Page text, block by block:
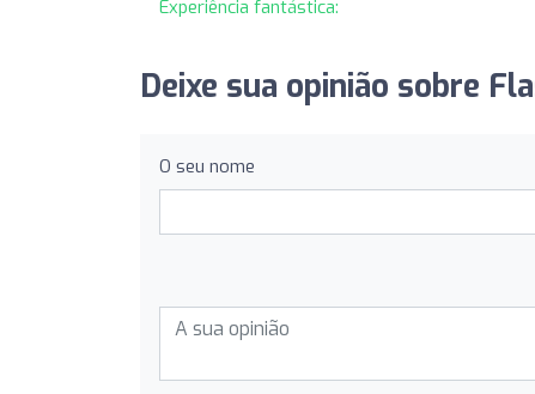
Experiência fantástica:
Deixe sua opinião sobre
O seu nome